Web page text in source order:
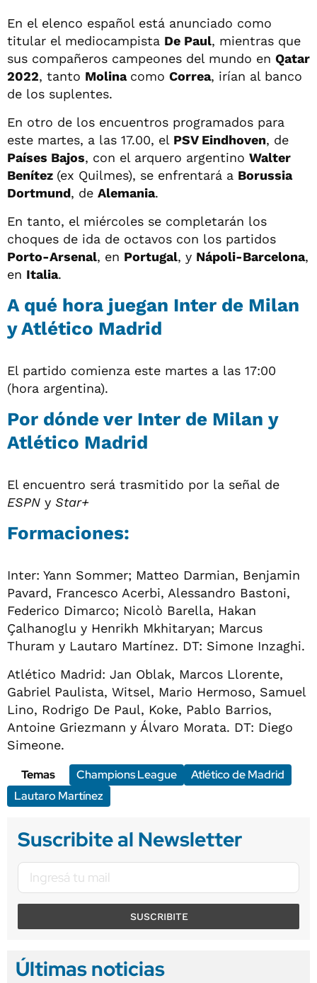
En el elenco español está anunciado como
titular el mediocampista De Paul, mientras que
sus compañeros campeones del mundo en Qatar
2022, tanto Molina como Correa, irían al banco
de los suplentes.
En otro de los encuentros programados para
este martes, a las 17.00, el PSV Eindhoven, de
Países Bajos, con el arquero argentino Walter
Benítez (ex Quilmes), se enfrentará a Borussia
Dortmund, de Alemania.
En tanto, el miércoles se completarán los
choques de ida de octavos con los partidos
Porto-Arsenal, en Portugal, y Nápoli-Barcelona,
en Italia.
A qué hora juegan Inter de Milan
y Atlético Madrid
El partido comienza este martes a las 17:00
(hora argentina).
Por dónde ver Inter de Milan y
Atlético Madrid
El encuentro será trasmitido por la señal de
ESPN y Star+
Formaciones:
Inter: Yann Sommer; Matteo Darmian, Benjamin
Pavard, Francesco Acerbi, Alessandro Bastoni,
Federico Dimarco; Nicolò Barella, Hakan
Çalhanoglu y Henrikh Mkhitaryan; Marcus
Thuram y Lautaro Martínez. DT: Simone Inzaghi.
Atlético Madrid: Jan Oblak, Marcos Llorente,
Gabriel Paulista, Witsel, Mario Hermoso, Samuel
Lino, Rodrigo De Paul, Koke, Pablo Barrios,
Antoine Griezmann y Álvaro Morata. DT: Diego
Simeone.
Temas
Champions League
Atlético de Madrid
Lautaro Martínez
Suscribite al Newsletter
SUSCRIBITE
Últimas noticias